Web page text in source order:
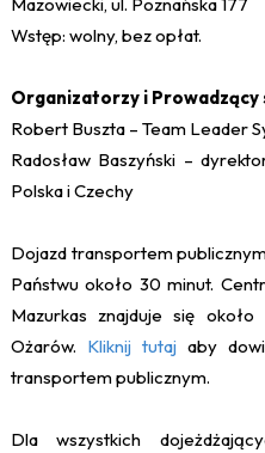
Wstęp: wolny, bez opłat.
Organizatorzy i Prowadzący
Robert Buszta – Team Leader
Radosław Baszyński –
Polska i Czechy
Dojazd transportem
Państwu około 30 minut.
Mazurkas znajduje się
Ożarów. Kliknij tutaj aby
transportem publicznym.
Dla wszystkich